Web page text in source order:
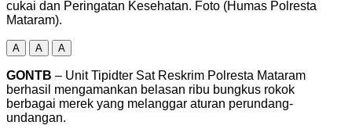
cukai dan Peringatan Kesehatan. Foto (Humas Polresta
Mataram).
A A A
GONTB – Unit Tipidter Sat Reskrim Polresta Mataram
berhasil mengamankan belasan ribu bungkus rokok
berbagai merek yang melanggar aturan perundang-
undangan.